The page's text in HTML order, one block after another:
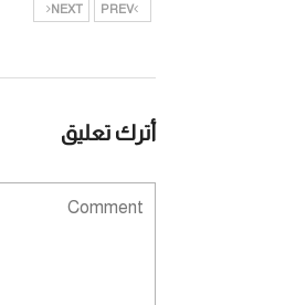
PREV
NEXT
أترك تعليق